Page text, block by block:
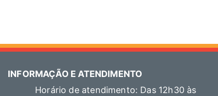
INFORMAÇÃO E ATENDIMENTO
Horário de atendimento: Das 12h30 às